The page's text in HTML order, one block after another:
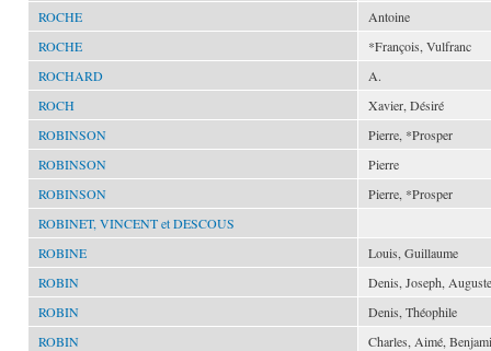
ROCHE
Antoine
ROCHE
*François, Vulfranc
ROCHARD
A.
ROCH
Xavier, Désiré
ROBINSON
Pierre, *Prosper
ROBINSON
Pierre
ROBINSON
Pierre, *Prosper
ROBINET, VINCENT et DESCOUS
ROBINE
Louis, Guillaume
ROBIN
Denis, Joseph, Auguste
ROBIN
Denis, Théophile
ROBIN
Charles, Aimé,